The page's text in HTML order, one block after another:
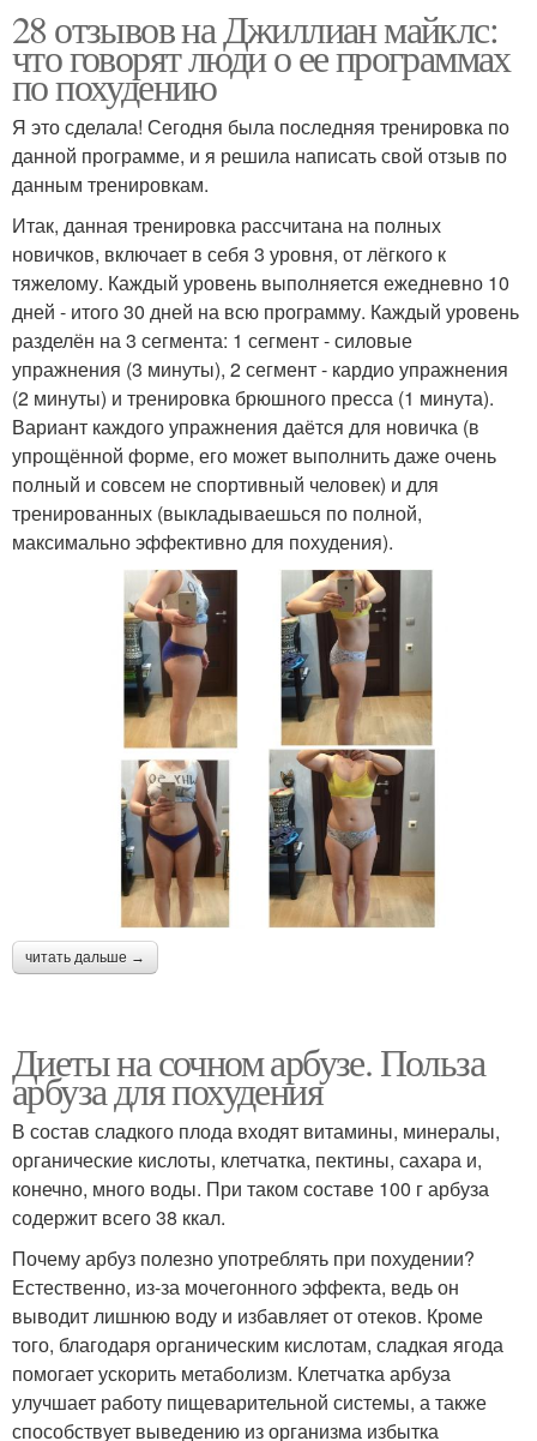
28 отзывов на Джиллиан майклс:
что говорят люди о ее программах
по похудению
Я это сделала! Сегодня была последняя тренировка по
данной программе, и я решила написать свой отзыв по
данным тренировкам.
Итак, данная тренировка рассчитана на полных
новичков, включает в себя 3 уровня, от лёгкого к
тяжелому. Каждый уровень выполняется ежедневно 10
дней - итого 30 дней на всю программу. Каждый уровень
разделён на 3 сегмента: 1 сегмент - силовые
упражнения (3 минуты), 2 сегмент - кардио упражнения
(2 минуты) и тренировка брюшного пресса (1 минута).
Вариант каждого упражнения даётся для новичка (в
упрощённой форме, его может выполнить даже очень
полный и совсем не спортивный человек) и для
тренированных (выкладываешься по полной,
максимально эффективно для похудения).
читать дальше →
Диеты на сочном арбузе. Польза
арбуза для похудения
В состав сладкого плода входят витамины, минералы,
органические кислоты, клетчатка, пектины, сахара и,
конечно, много воды. При таком составе 100 г арбуза
содержит всего 38 ккал.
Почему арбуз полезно употреблять при похудении?
Естественно, из-за мочегонного эффекта, ведь он
выводит лишнюю воду и избавляет от отеков. Кроме
того, благодаря органическим кислотам, сладкая ягода
помогает ускорить метаболизм. Клетчатка арбуза
улучшает работу пищеварительной системы, а также
способствует выведению из организма избытка